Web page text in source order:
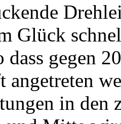
Glück
dass gegen
angetreten
in den